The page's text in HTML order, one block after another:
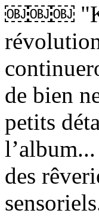
￼￼￼
de bien
petits
des